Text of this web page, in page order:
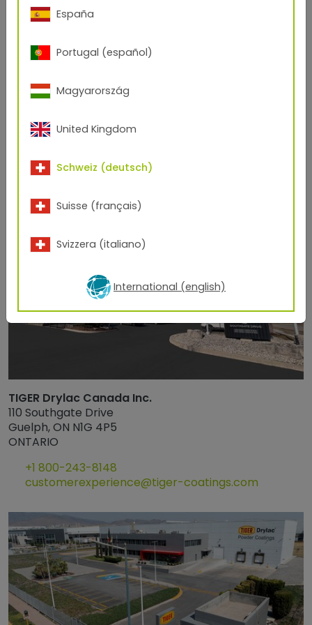
TIGER Drylac U.S.A. Inc.
St. Charles, IL 60174
+1 800-243-8148
TIGER Drylac Canada Inc.
110 Southgate Drive
Guelph, ON N1G 4P5
ONTARIO
+1 800-243-8148
customerexperience@tiger-coatings.com
España
Portugal (español)
Magyarország
United Kingdom
Schweiz (deutsch)
Suisse (français)
Svizzera (italiano)
International (english)